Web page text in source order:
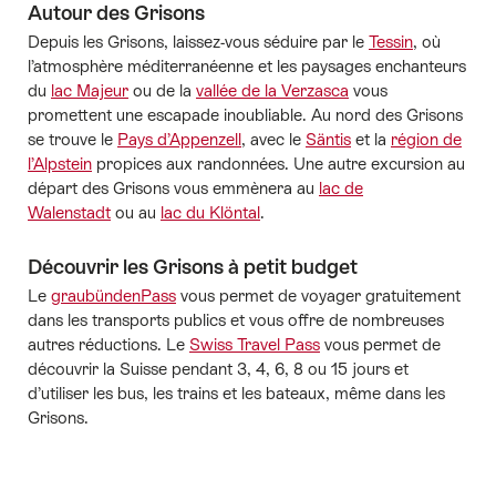
Autour des Grisons
Depuis les Grisons, laissez-vous séduire par le Tessin, où
l’atmosphère méditerranéenne et les paysages enchanteurs
du lac Majeur ou de la vallée de la Verzasca vous
promettent une escapade inoubliable. Au nord des Grisons
se trouve le Pays d’Appenzell, avec le Säntis et la région de
l’Alpstein propices aux randonnées. Une autre excursion au
départ des Grisons vous emmènera au lac de
Walenstadt ou au lac du Klöntal.
Découvrir les Grisons à petit budget
Le graubündenPass vous permet de voyager gratuitement
dans les transports publics et vous offre de nombreuses
autres réductions. Le Swiss Travel Pass vous permet de
découvrir la Suisse pendant 3, 4, 6, 8 ou 15 jours et
d’utiliser les bus, les trains et les bateaux, même dans les
Grisons.